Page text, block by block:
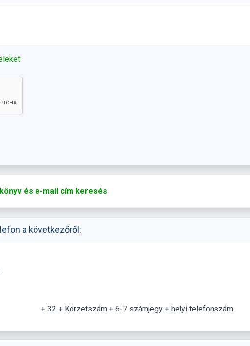
és e-mail cím keresés
a következőről:
+ 32 + Körzetszám + 6-7 számjegy + helyi telefonszám